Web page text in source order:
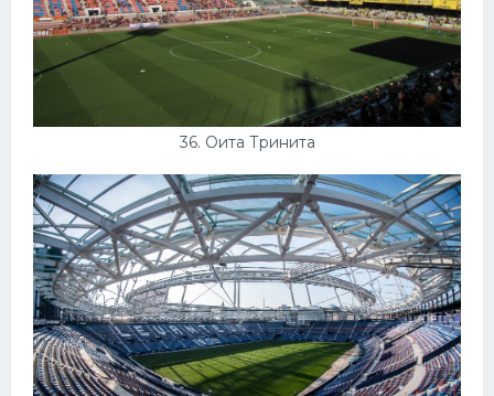
36. Оита Тринита